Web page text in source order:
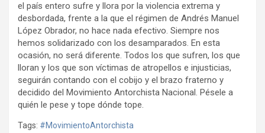
el país entero sufre y llora por la violencia extrema y
desbordada, frente a la que el régimen de Andrés Manuel
López Obrador, no hace nada efectivo. Siempre nos
hemos solidarizado con los desamparados. En esta
ocasión, no será diferente. Todos los que sufren, los que
lloran y los que son víctimas de atropellos e injusticias,
seguirán contando con el cobijo y el brazo fraterno y
decidido del Movimiento Antorchista Nacional. Pésele a
quién le pese y tope dónde tope.
Tags: #MovimientoAntorchista